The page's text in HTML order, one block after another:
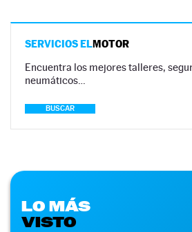
SERVICIOS ELMOTOR
Encuentra los mejores talleres,
neumáticos…
BUSCAR
LO MÁS
VISTO